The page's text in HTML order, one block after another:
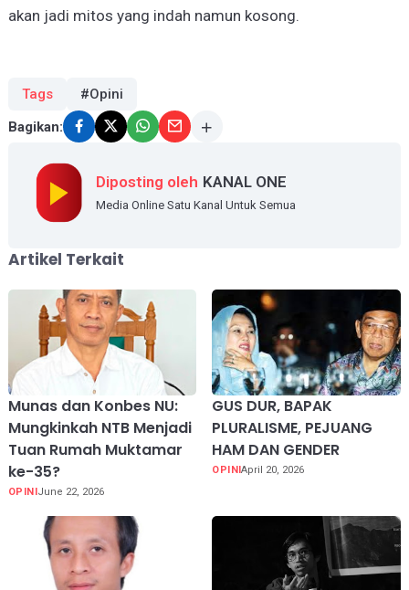
akan jadi mitos yang indah namun kosong.
Tags #Opini
Bagikan:
Diposting oleh KANAL ONE
Media Online Satu Kanal Untuk Semua
Artikel Terkait
Munas dan Konbes NU:
Mungkinkah NTB Menjadi
Tuan Rumah Muktamar
ke-35?
OPINIJune 22, 2026
GUS DUR, BAPAK
PLURALISME, PEJUANG
HAM DAN GENDER
OPINIApril 20, 2026